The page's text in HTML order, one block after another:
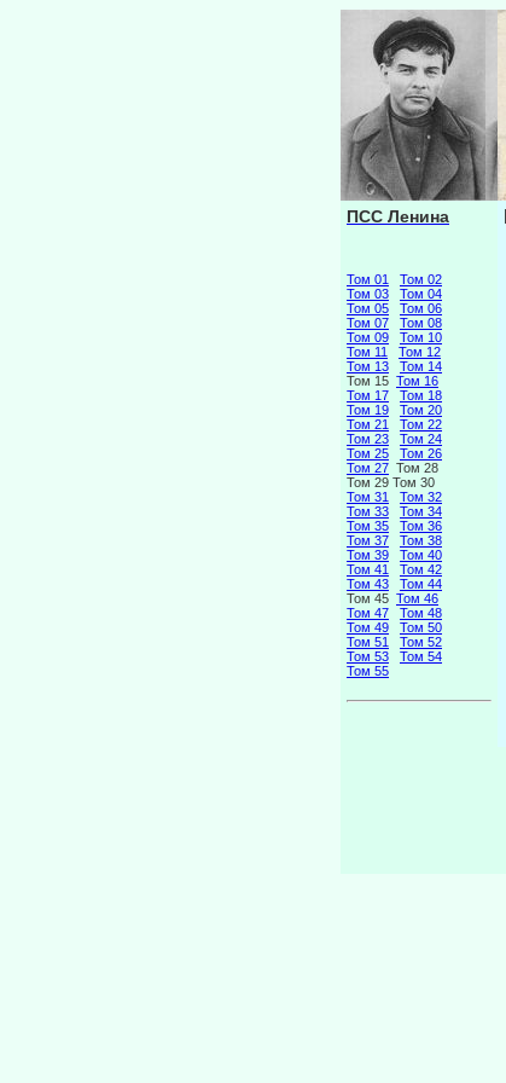
ПСС Ленина
Том 01
Том 02
Том 03
Том 04
Том 05
Том 06
Том 07
Том 08
Том 09
Том 10
Том 11
Том 12
Том 13
Том 14
Том 15 Том 16
Том 17
Том 18
Том 19
Том 20
Том 21
Том 22
Том 23
Том 24
Том 25
Том 26
Том 27 Том 28
Том 29 Том 30
Том 31
Том 32
Том 33
Том 34
Том 35
Том 36
Том 37
Том 38
Том 39
Том 40
Том 41
Том 42
Том 43
Том 44
Том 45 Том 46
Том 47
Том 48
Том 49
Том 50
Том 51
Том 52
Том 53
Том 54
Том 55